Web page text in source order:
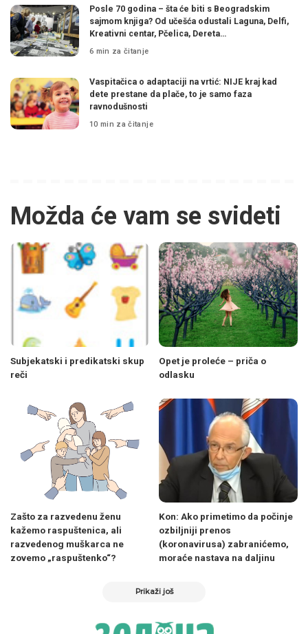
Posle 70 godina – šta će biti s Beogradskim
sajmom knjiga? Od učešća odustali Laguna, Delfi,
Kreativni centar, Pčelica, Dereta…
6 min za čitanje
Vaspitačica o adaptaciji na vrtić: NIJE kraj kad
dete prestane da plače, to je samo faza
ravnodušnosti
10 min za čitanje
Možda će vam se svideti
Subjekatski i predikatski skup
reči
Opet je proleće – priča o
odlasku
Zašto za razvedenu ženu
kažemo raspuštenica, ali
razvedenog muškarca ne
zovemo „raspuštenko“?
Kon: Ako primetimo da počinje
ozbiljniji prenos
(koronavirusa) zabranićemo,
moraće nastava na daljinu
Prikaži još